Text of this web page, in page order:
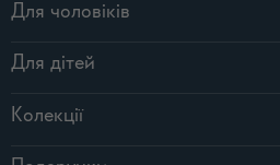
Для чоловіків
Для дітей
Колекції